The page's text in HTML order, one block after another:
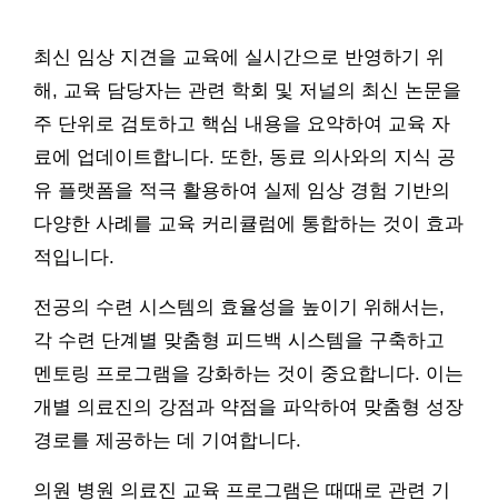
최신 임상 지견을 교육에 실시간으로 반영하기 위
해, 교육 담당자는 관련 학회 및 저널의 최신 논문을
주 단위로 검토하고 핵심 내용을 요약하여 교육 자
료에 업데이트합니다. 또한, 동료 의사와의 지식 공
유 플랫폼을 적극 활용하여 실제 임상 경험 기반의
다양한 사례를 교육 커리큘럼에 통합하는 것이 효과
적입니다.
전공의 수련 시스템의 효율성을 높이기 위해서는,
각 수련 단계별 맞춤형 피드백 시스템을 구축하고
멘토링 프로그램을 강화하는 것이 중요합니다. 이는
개별 의료진의 강점과 약점을 파악하여 맞춤형 성장
경로를 제공하는 데 기여합니다.
의원 병원 의료진 교육 프로그램은 때때로 관련 기